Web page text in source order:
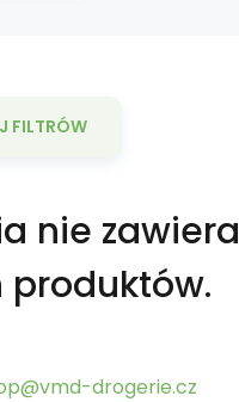
FILTRÓW
nie zawiera
produktów.
drogerie.cz